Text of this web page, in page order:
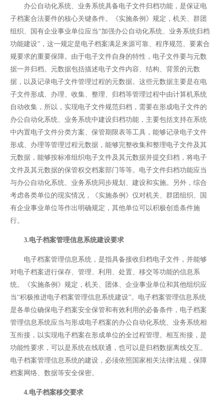
办公自动化系统、业务系统具备电子文件归档功能，是保证电
子档案合法要件的核心关键条件。《实施条例》规定，机关、群团
组织、国有企业事业单位应当“加强办公自动化系统、业务系统归档
功能建设”，这一规定是电子档案满足来源可靠、程序规范、要素合
规要求的重要保障。由于电子文件自身的特性，电子文件要与元数
据一并归档。元数据包括描述电子文件内容、结构、背景的元数
据，以及记录电子文件管理过程的元数据。这些元数据主要是在电
子文件形成、办理、收集、整理、归档等管理过程中由计算机系统
自动收集，所以，实现电子文件规范归档，需要在形成电子文件的
办公自动化系统、业务系统中建设归档功能，主要包括支持在系统
中内置电子文件分类方案、保管期限表等工具，能够记录电子文件
形成、办理等管理过程元数据，能够完整收集和整理电子文件及其
元数据，能够按标准组织电子文件及其元数据并提交归档，将电子
文件及其元数据的保管权交档案部门等等。电子文件归档功能应当
与办公自动化系统、业务系统同步规划、建设和实施。另外，综合
考虑各类单位的现实情况，《实施条例》仅对机关、群团组织、国
有企业事业单位等作出明确规定，其他单位可以积极创造条件施
行。
3.电子档案管理信息系统建设要求
电子档案管理信息系统，是指具备接收归档电子文件，并能够
对电子档案进行保存、管理、利用、处置、移交等功能的信息系
统。《实施条例》规定，机关、团体、企业事业单位和其他组织应
当“积极推进电子档案管理信息系统建设”。电子档案管理信息系统
是各单位确保电子档案安全保管和有效利用的必备条件，电子档案
管理信息系统应当与形成电子档案的办公自动化系统、业务系统相
互衔接，以实现电子档案在形成单位的全过程管理。相互衔接，是
功能性要求，可以是系统在线联通，也可以是归档数据离线交互。
电子档案管理信息系统的建设，必须依照国家相关法律法规，保障
档案网络、数据等安全保密。
4.电子档案移交要求